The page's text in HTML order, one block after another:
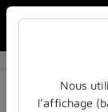
Nous
l’affichage